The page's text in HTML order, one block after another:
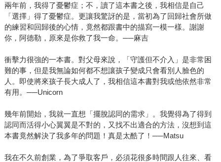
兩年前，我得了憂鬱症；不，讀了這本書之後，我相信是自己
「選擇」得了憂鬱症。更讓我驚訝的是，當初為了回歸社會所做
的練習和回歸後的心情，竟然都跟書中的描寫一模一樣。謝謝
你，阿德勒，原來是你救了我一命。──麻吉
衝擊力很強的一本書。對父母來說，「守護但不介入」是非常困
難的事，但是我無論如何都不想讓孩子變成只會看別人臉色的
人。即使將來孩子長大成人了，我相信這本書對我或他依然非常
有用。──Unicorn
幾年前開始，我就一直想「擺脫認同的需求」。我覺得為了得到
認同而活得小心翼翼是不對的，又找不出適合的方法，沒想到這
本書竟然解決了我多年的問題！真是太酷了！──Matsu
我在不久前創業，為了爭取客戶，必須花很多時間跟人往來、看